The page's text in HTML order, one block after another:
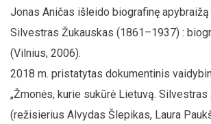
Jonas Aničas išleido biografinę apybraižą
Silvestras Žukauskas (1861–1937) :
(Vilnius, 2006).
2018 m. pristatytas dokumentinis
„Žmonės, kurie sukūrė Lietuvą. Silvestras
(režisierius Alvydas Šlepikas, Laura